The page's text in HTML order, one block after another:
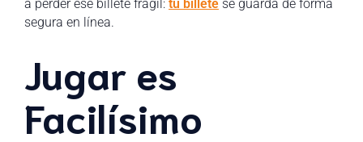
a perder ese billete frágil: tu billete se guarda de forma
segura en línea.
Jugar es
Facilísimo